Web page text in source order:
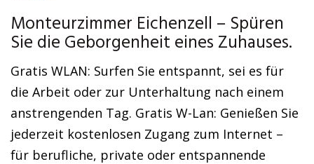
Monteurzimmer Eichenzell – Spüren
Sie die Geborgenheit eines Zuhauses.
Gratis WLAN: Surfen Sie entspannt, sei es für
die Arbeit oder zur Unterhaltung nach einem
anstrengenden Tag. Gratis W-Lan: Genießen Sie
jederzeit kostenlosen Zugang zum Internet –
für berufliche, private oder entspannende